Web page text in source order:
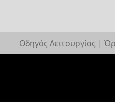
Οδηγός Λειτουργίας |